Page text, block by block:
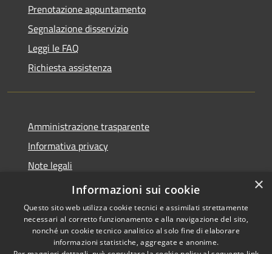
Prenotazione appuntamento
Segnalazione disservizio
Leggi le FAQ
Richiesta assistenza
Amministrazione trasparente
Informativa privacy
Note legali
Dichiarazione di accessibilità
Copyright © 2026 • Comune di
×
Informazioni sui cookie
Questo sito web utilizza cookie tecnici e assimilati strettamente
necessari al corretto funzionamento e alla navigazione del sito,
nonché un cookie tecnico analitico al solo fine di elaborare
informazioni statistiche, aggregate e anonime.